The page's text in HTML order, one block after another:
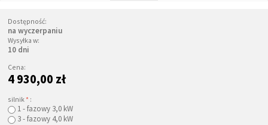
Dostępność:
na wyczerpaniu
Wysyłka w:
10 dni
Cena:
4 930,00 zł
silnik* :
1 - fazowy 3,0 kW
3 - fazowy 4,0 kW